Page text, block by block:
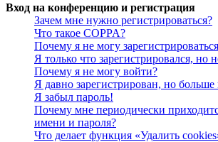
Вход на конференцию и регистрация
Зачем мне нужно регистрироваться?
Что такое COPPA?
Почему я не могу
Я только что зарегистрировался, но
Почему я не могу войти?
Я давно зарегистрирован, но
Я забыл пароль!
Почему мне периодически
имени и пароля?
Что делает функция «Удалить